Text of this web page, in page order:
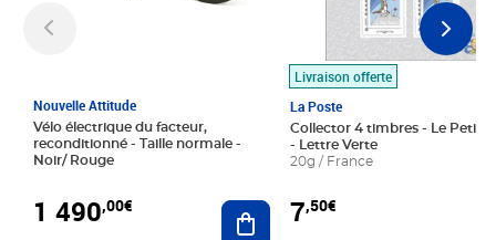
Nouvelle Attitude
Vélo électrique du facteur,
reconditionné - Taille normale -
Noir/ Rouge
1 490,00€ Ajouter au panier
Livraison offerte
La Poste
Collector 4 timbres - Le Petit
- Lettre Verte
20g / France
7,50€